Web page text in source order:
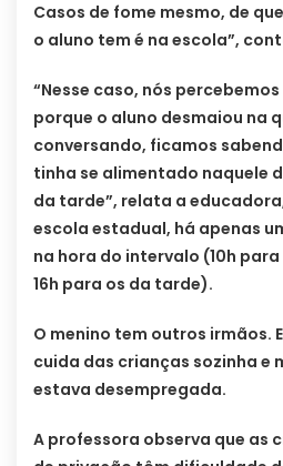
Casos de fome mesmo, de
o aluno tem é na escola”,
“Nesse caso, nós
porque o aluno desmaiou na
conversando, ficamos
tinha se alimentado naquele
da tarde”, relata a
escola estadual, há apenas
na hora do intervalo (10h
16h para os da tarde).
O menino tem outros irmãos.
cuida das crianças sozinha e
estava desempregada.
A professora observa que as